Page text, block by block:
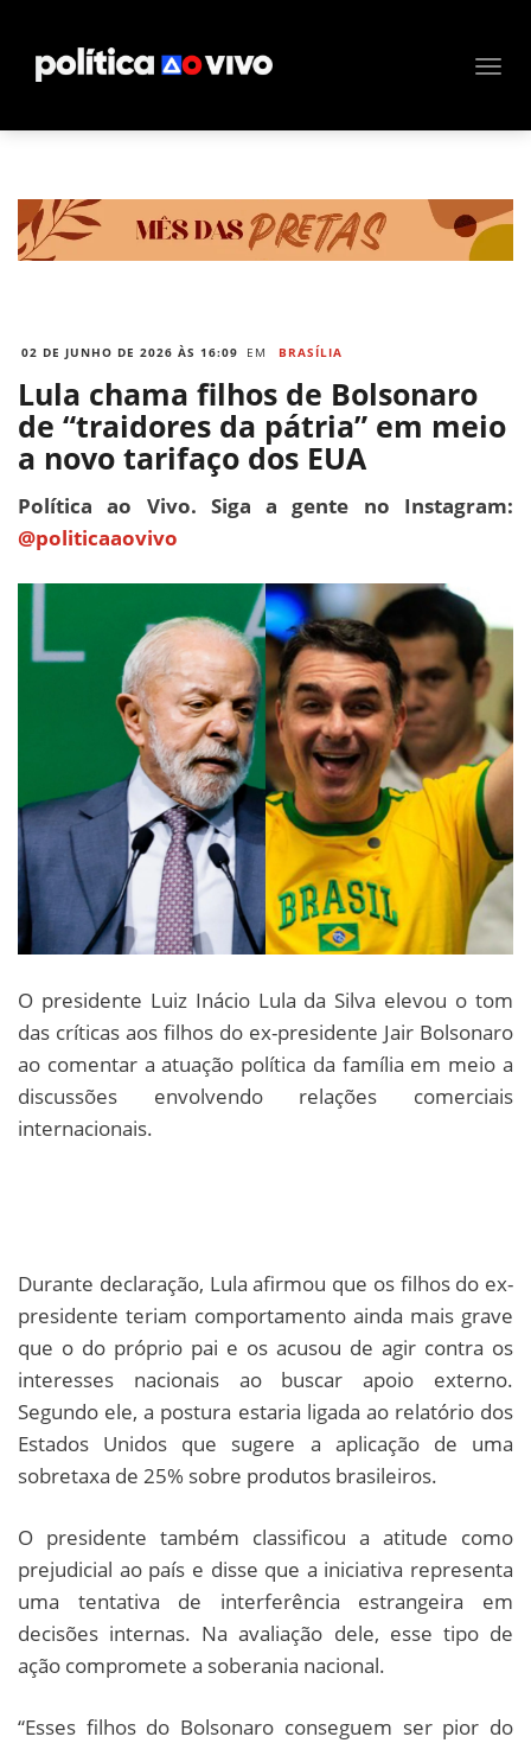
02 DE JUNHO DE 2026 ÀS 16:09 EM BRASÍLIA
Lula chama filhos de Bolsonaro
de “traidores da pátria” em meio
a novo tarifaço dos EUA
Política ao Vivo. Siga a gente no Instagram:
@politicaaovivo
O presidente Luiz Inácio Lula da Silva elevou o tom
das críticas aos filhos do ex-presidente Jair Bolsonaro
ao comentar a atuação política da família em meio a
discussões envolvendo relações comerciais
internacionais.
Durante declaração, Lula afirmou que os filhos do ex-
presidente teriam comportamento ainda mais grave
que o do próprio pai e os acusou de agir contra os
interesses nacionais ao buscar apoio externo.
Segundo ele, a postura estaria ligada ao relatório dos
Estados Unidos que sugere a aplicação de uma
sobretaxa de 25% sobre produtos brasileiros.
O presidente também classificou a atitude como
prejudicial ao país e disse que a iniciativa representa
uma tentativa de interferência estrangeira em
decisões internas. Na avaliação dele, esse tipo de
ação compromete a soberania nacional.
“Esses filhos do Bolsonaro conseguem ser pior do